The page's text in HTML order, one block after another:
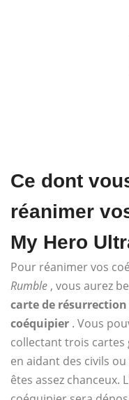
Ce dont
réanimer
My Hero
Pour réanimer vos
Rumble , vous aurez
carte de résurrection
coéquipier . Vous
collectant trois cartes
en aidant des civils
êtes assez chanceux.